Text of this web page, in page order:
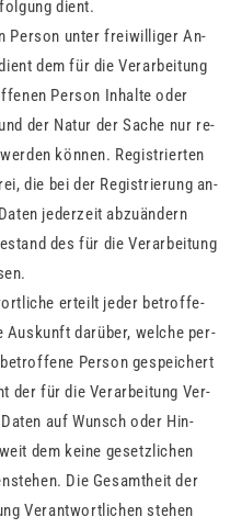
dient.
Per­son unter frei­wil­li­ger An­
dem für die Ver­ar­bei­tung
Per­son In­hal­te oder
der Natur der Sache nur re­
kön­nen. Re­gis­trier­ten
die bei der Re­gis­trie­rung an­
je­der­zeit ab­zu­än­dern
des für die Ver­ar­bei­tung
er­teilt jeder be­trof­fe­
Aus­kunft dar­über, wel­che per­
Per­son ge­spei­chert
der für die Ver­ar­bei­tung Ver­
auf Wunsch oder Hin­
dem keine ge­setz­li­chen
Die Ge­samt­heit der
Ver­ant­wort­li­chen ste­hen